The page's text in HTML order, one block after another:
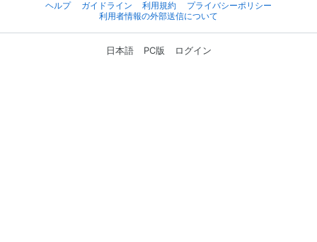
ヘルプ
ガイドライン 利用規約
プライバシーポリシー
利用者情報の外部送信について
日本語 PC版 ログイン